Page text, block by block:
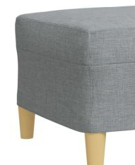
разполагате с три
Отложено до 30 дни
поръчката без
400 лв. / €204,52
Плащане на 4 вноски.
поръчката си на
разделя на 3 равни
покупки на стойност
Плащане на 6 вноски.
разпределя в 6 равни
покупки на стойност